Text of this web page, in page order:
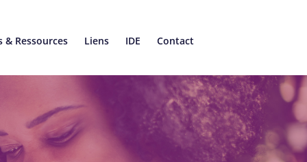
& Ressources Liens IDE Contact